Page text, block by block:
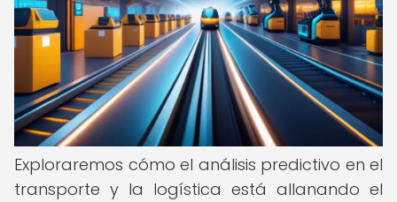
Exploraremos cómo el análisis predictivo en el
transporte y la logística está allanando el